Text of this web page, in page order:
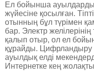
Ел бойынша
жүйесіне қосылған.
отынның бұл түрімен
бар. Электр
қалып отыр, ол ел
құрайды. Цифрландыру
ауылдық елді
Интернетке кең